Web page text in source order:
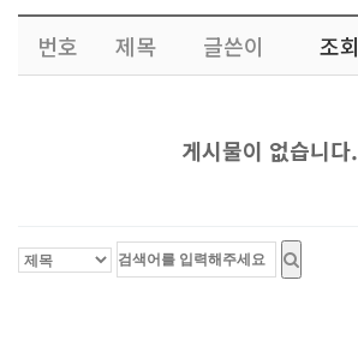
번호 제목 글쓴이 조회
게시물이 없습니다.